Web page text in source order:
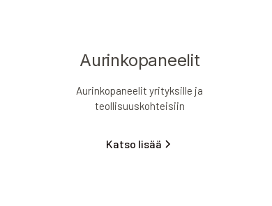
Aurinkopaneelit
Aurinkopaneelit yrityksille ja
teollisuuskohteisiin
Katso lisää